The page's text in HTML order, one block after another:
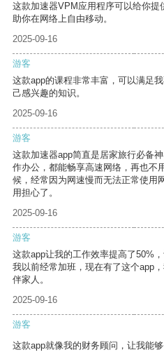
这款加速器VPM应用程序可以给你
助你在网络上自由移动。
2025-09-16
游客
这款app的课程非常丰富，可以满足
己感兴趣的知识。
2025-09-16
游客
这款加速器app简直是居家旅行必备
作办公，都能畅享高速网络，再也不
候，经常因为网速慢而无法正常使用
用担心了。
2025-09-16
游客
这款app让我的工作效率提高了50%
我以前经常加班，现在有了这个app
伴家人。
2025-09-16
游客
这款app就像我的财务顾问，让我能够